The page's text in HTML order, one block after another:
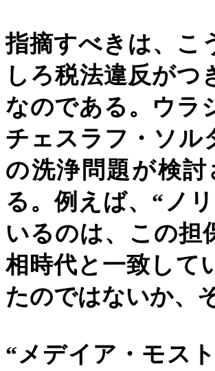
指摘すべきは、こ
しろ税法違反がつ
なのである。ウラ
チェスラフ・ソル
の洗浄問題が検
る。例えば、 “ ノ
いるのは、この担
相時代と一致して
たのではないか、
“メデイア・モスト